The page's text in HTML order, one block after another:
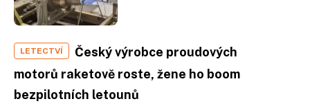
LETECTVÍ
Český výrobce proudových
motorů raketově roste, žene ho boom
bezpilotních letounů